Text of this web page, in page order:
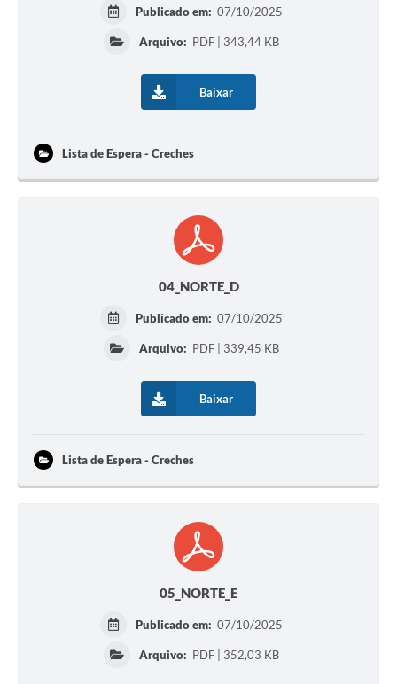
Publicado em: 07/10/2025
Arquivo: PDF | 343,44 KB
Baixar
Lista de Espera - Creches
04_NORTE_D
Publicado em: 07/10/2025
Arquivo: PDF | 339,45 KB
Baixar
Lista de Espera - Creches
05_NORTE_E
Publicado em: 07/10/2025
Arquivo: PDF | 352,03 KB